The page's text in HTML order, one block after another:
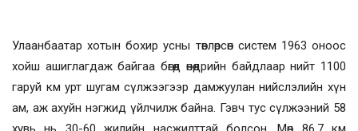
Улаанбаатар хотын бохир усны төвлөрсөн систем 1963 оноос
хойш ашиглагдаж байгаа бөгөөд өнөөдрийн байдлаар нийт 1100
гаруй км урт шугам сүлжээгээр дамжуулан нийслэлийн хүн
ам, аж ахуйн нэгжид үйлчилж байна. Гэвч тус сүлжээний 58